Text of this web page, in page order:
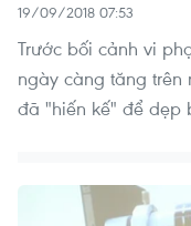
19/09/2018 07:53
Trước bối cảnh vi
ngày càng tăng trên
đã "hiến kế" để dẹp